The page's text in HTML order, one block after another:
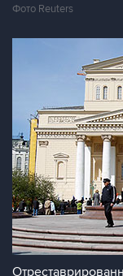
Фото Reuters